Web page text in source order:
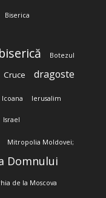
Biserica
biserică Botezul
Cruce dragoste
Icoana Ierusalim
Israel
Mitropolia Moldovei;
Domnului
de la Moscova